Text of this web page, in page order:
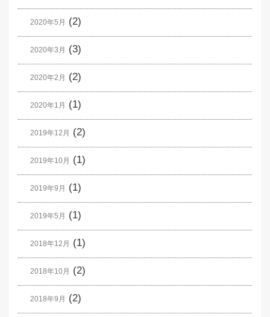
2020年5月 (2)
2020年3月 (3)
2020年2月 (2)
2020年1月 (1)
2019年12月 (2)
2019年10月 (1)
2019年9月 (1)
2019年5月 (1)
2018年12月 (1)
2018年10月 (2)
2018年9月 (2)